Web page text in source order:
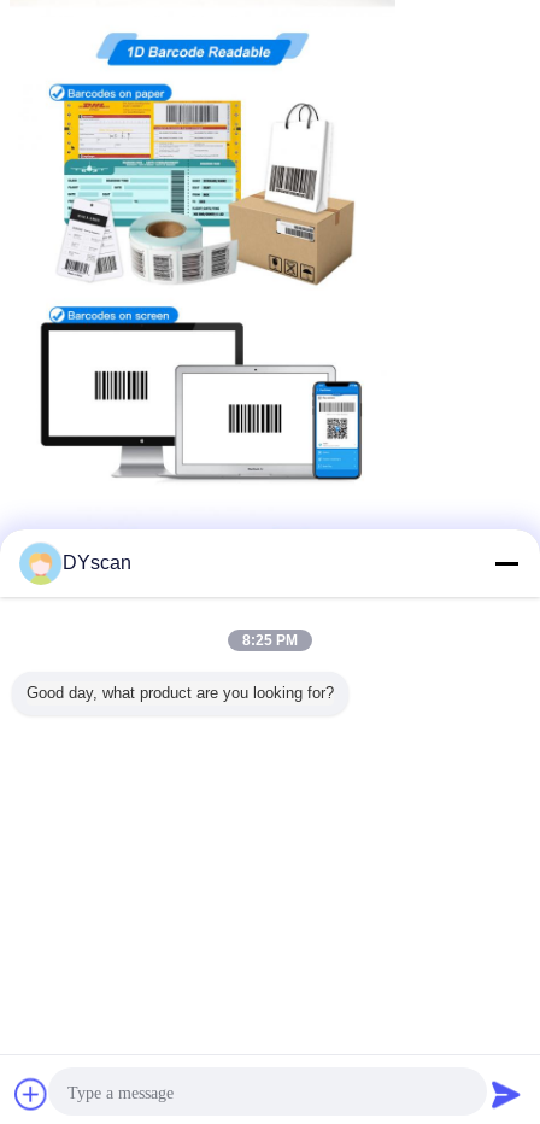
잡담
DYscan
8:25 PM
Good day, what product are you looking for?